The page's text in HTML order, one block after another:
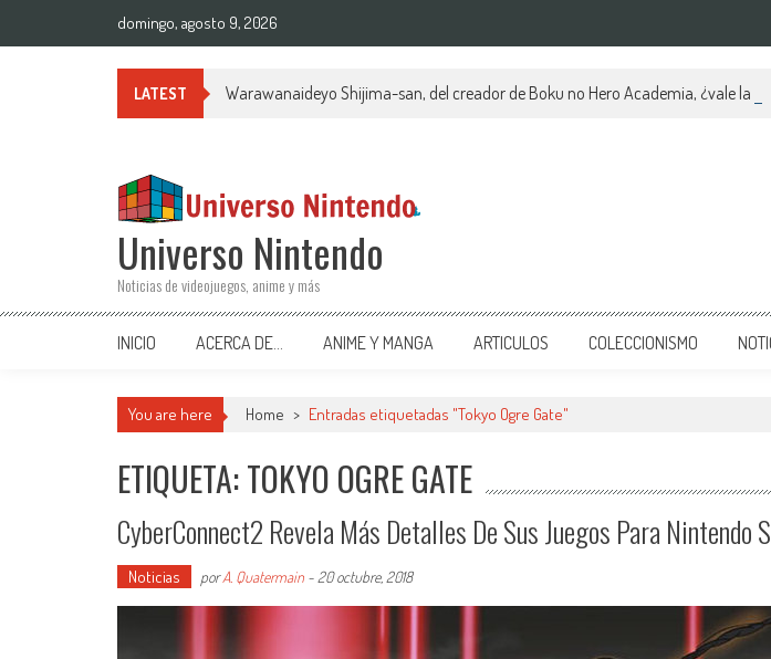
domingo, agosto 9, 2026
LATEST Warawanaideyo Shijima-san, del creador de Boku no Hero Academia, ¿vale la
Universo Nintendo
Noticias de videojuegos, anime y más
INICIO ACERCA DE… ANIME Y MANGA ARTICULOS COLECCIONISMO
You are here Home > Entradas etiquetadas "Tokyo Ogre Gate"
ETIQUETA: TOKYO OGRE GATE
CyberConnect2 Revela Más Detalles De Sus Juegos Para Nintendo
Noticias porA. Quatermain - 20 octubre, 2018